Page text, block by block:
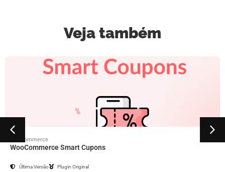
Veja também
Woocommerce
WooCommerce Smart Cupons
Última Versão Plugin Original